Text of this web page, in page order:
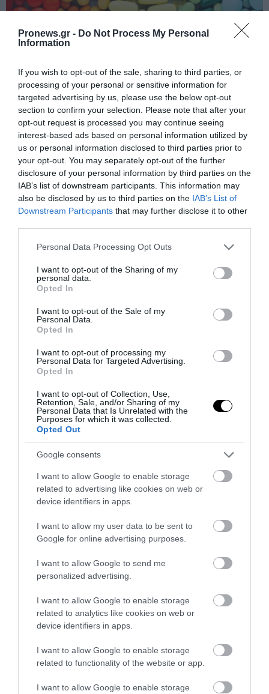
Pronews.gr - Do Not Process My Personal
Information
If you wish to opt-out of the sale, sharing to third parties, or
processing of your personal or sensitive information for
targeted advertising by us, please use the below opt-out
section to confirm your selection. Please note that after your
opt-out request is processed you may continue seeing
interest-based ads based on personal information utilized by
us or personal information disclosed to third parties prior to
your opt-out. You may separately opt-out of the further
disclosure of your personal information by third parties on the
IAB’s list of downstream participants. This information may
also be disclosed by us to third parties on the IAB’s List of
Downstream Participants that may further disclose it to other
Please note that this website/app uses one or more Google
not limited to your visit or usage behaviour. You may click to
grant or deny consent to Google and its third-party tags to
use your data for below specified purposes in below Google
consent section.
Personal Data Processing Opt Outs
I want to opt-out of the Sharing of my
personal data.
Opted In
I want to opt-out of the Sale of my
Personal Data.
Opted In
I want to opt-out of processing my
Personal Data for Targeted Advertising.
Opted In
I want to opt-out of Collection, Use,
Retention, Sale, and/or Sharing of my
Personal Data that Is Unrelated with the
Purposes for which it was collected.
Opted Out
Google consents
I want to allow Google to enable storage
related to advertising like cookies on web or
device identifiers in apps.
I want to allow my user data to be sent to
Google for online advertising purposes.
I want to allow Google to send me
personalized advertising.
I want to allow Google to enable storage
related to analytics like cookies on web or
device identifiers in apps.
I want to allow Google to enable storage
related to functionality of the website or app.
I want to allow Google to enable storage
PRONEWS.GR /ΦΑΡΜΑΚΑ
χοληστερίνης που στοχεύει την PCSK9 –
Μειώνει έως και 60% την LDL
07.08.2026 | 07:41
PRONEWS.GR /ΦΑΡΜΑΚΑ
Δεν είναι μόνο το πρόβλημα στη στύση:
Ποια ασθένεια μπορεί να θεραπεύσει
θεαματικά το viagra σύμφωνα με νέα
έρευνα
04.08.2026 | 17:00
PRONEWS.GR /ΦΑΡΜΑΚΑ
Ο ΕΟΦ ανακαλεί από την αγορά παρτίδα
φαρμάκου για τη σκλήρυνση κατά
πλάκας – Δείτε ποιο αφορά
ΔΙΑΔΩΣΤΕ ΤΟ ΑΡΘΡΟ